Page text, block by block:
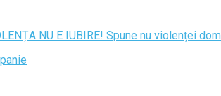
NU E IUBIRE! Spune nu violenței